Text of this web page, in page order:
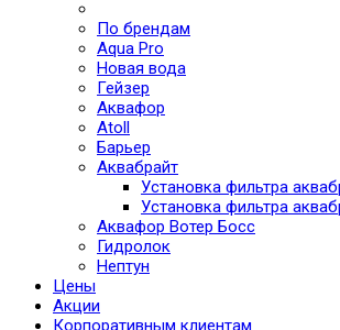
По брендам
Aqua Pro
Новая вода
Гейзер
Аквафор
Atoll
Барьер
Аквабрайт
Установка фильтра
Установка фильтра
Аквафор Вотер Босс
Гидролок
Нептун
Цены
Акции
Корпоративным клиентам